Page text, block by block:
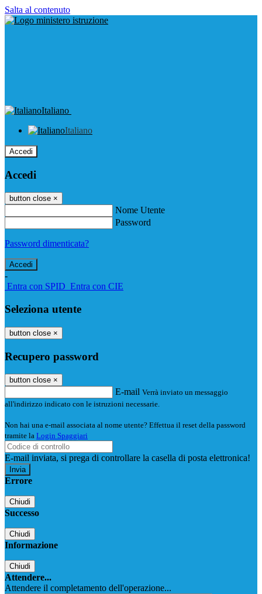
Salta al contenuto
Italiano
Italiano
Accedi
Accedi
button close ×
Nome Utente
Password
Password dimenticata?
-
Entra con SPID Entra con CIE
Seleziona utente
button close ×
Recupero password
button close ×
E-mail Verrà inviato un messaggio
all'indirizzo indicato con le istruzioni necessarie.
Non hai una e-mail associata al nome utente? Effettua il reset della password
tramite la Login Spaggiari
E-mail inviata, si prega di controllare la casella di posta elettronica!
Errore
Chiudi
Successo
Chiudi
Informazione
Chiudi
Attendere...
Attendere il completamento dell'operazione...